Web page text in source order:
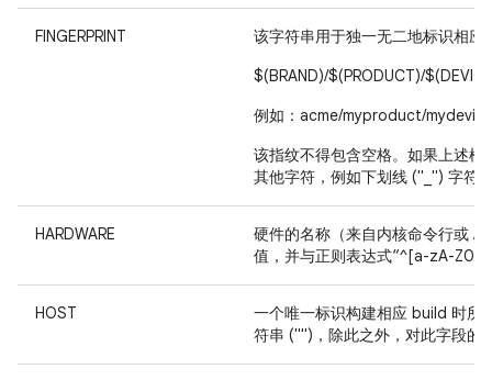
FINGERPRINT
该字符串用于独一无二地标识相
$(BRAND)/$(PRODUCT)/
例如：acme/myproduct/
该指纹不得包含空格。如果上述
其他字符，例如下划线 ("_") 字符
HARDWARE
硬件的名称（来自内核命令行或 /
值，并与正则表达式“^[a-zA-Z0-
HOST
一个唯一标识构建相应 build 时所
符串 ("")，除此之外，对此字段的